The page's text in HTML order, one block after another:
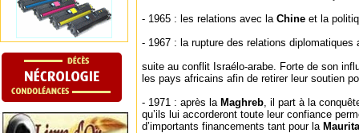
- 1965 : les relations avec la Chine et la
- 1967 : la rupture des relations
suite au conflit Israélo-arabe. Forte de son
les pays africains afin de retirer leur soutien
- 1971 : après la Maghreb, il part à la
qu’ils lui accorderont toute leur confiance
d’importants financements tant pour la